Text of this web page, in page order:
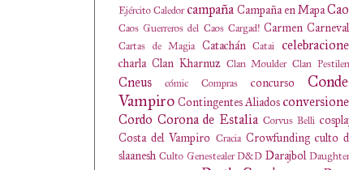
EjércitoCaledor campaña Campaña en Mapa
Caos Guerreros del Caos Cargad! Carmen
Cartas de Magia Catachán Catai
charla Clan Kharnuz Clan Moulder Clan
Cneus cómic Compras concurso
Vampiro Contingentes Aliados
Cordo Corona de Estalia Corvus Belli
Costa del Vampiro Cracia Crowfunding culto
slaanesh Culto Genestealer D&D Darajbol